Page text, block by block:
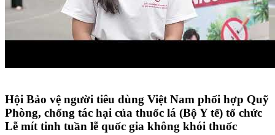
Hội Bảo vệ người tiêu dùng Việt Nam phối hợp Quỹ
Phòng, chống tác hại của thuốc lá (Bộ Y tế) tổ chức
Lễ mít tinh tuần lễ quốc gia không khói thuốc